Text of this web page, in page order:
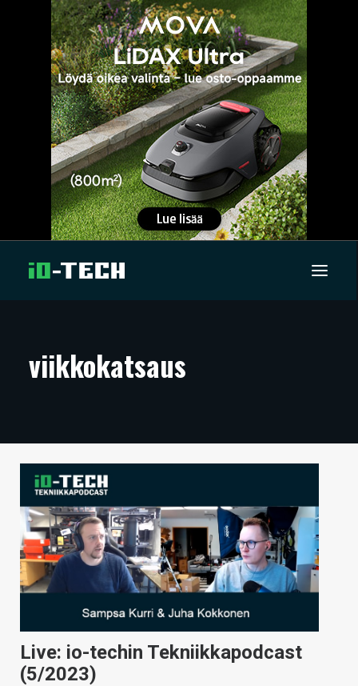
ARTIKKELIT
TECHBBS
TIETOA
HINTA.FI
KAUPPA
VAIHDA TEEMA
HAKU
viikkokatsaus
Live: io-techin Tekniikkapodcast
(5/2023)